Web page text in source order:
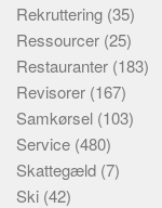
Rekruttering (35)
Ressourcer (25)
Restauranter (183)
Revisorer (167)
Samkørsel (103)
Service (480)
Skattegæld (7)
Ski (42)